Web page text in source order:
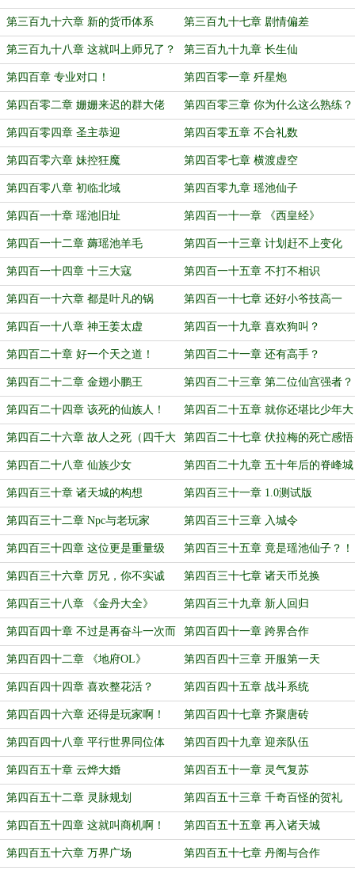
第三百九十六章 新的货币体系 第三百九十七章 剧情偏差
第三百九十八章 这就叫上师兄了？ 第三百九十九章 长生仙
第四百章 专业对口！ 第四百零一章 歼星炮
第四百零二章 姗姗来迟的群大佬 第四百零三章 你为什么这么熟练？
第四百零四章 圣主恭迎 第四百零五章 不合礼数
第四百零六章 妹控狂魔 第四百零七章 横渡虚空
第四百零八章 初临北域 第四百零九章 瑶池仙子
第四百一十章 瑶池旧址 第四百一十一章 《西皇经》
第四百一十二章 薅瑶池羊毛 第四百一十三章 计划赶不上变化
第四百一十四章 十三大寇 第四百一十五章 不打不相识
第四百一十六章 都是叶凡的锅 第四百一十七章 还好小爷技高一
筹！
第四百一十八章 神王姜太虚 第四百一十九章 喜欢狗叫？
第四百二十章 好一个天之道！ 第四百二十一章 还有高手？
第四百二十二章 金翅小鹏王 第四百二十三章 第二位仙宫强者？
第四百二十四章 该死的仙族人！ 第四百二十五章 就你还堪比少年大
帝？
第四百二十六章 故人之死（四千大
章）
第四百二十七章 伏拉梅的死亡感悟
第四百二十八章 仙族少女 第四百二十九章 五十年后的脊峰城
第四百三十章 诸天城的构想 第四百三十一章 1.0测试版
第四百三十二章 Npc与老玩家 第四百三十三章 入城令
第四百三十四章 这位更是重量级 第四百三十五章 竟是瑶池仙子？！
第四百三十六章 厉兄，你不实诚
啊！
第四百三十七章 诸天币兑换
第四百三十八章 《金丹大全》 第四百三十九章 新人回归
第四百四十章 不过是再奋斗一次而
已！
第四百四十一章 跨界合作
第四百四十二章 《地府OL》 第四百四十三章 开服第一天
第四百四十四章 喜欢整花活？ 第四百四十五章 战斗系统
第四百四十六章 还得是玩家啊！ 第四百四十七章 齐聚唐砖
第四百四十八章 平行世界同位体 第四百四十九章 迎亲队伍
第四百五十章 云烨大婚 第四百五十一章 灵气复苏
第四百五十二章 灵脉规划 第四百五十三章 千奇百怪的贺礼
第四百五十四章 这就叫商机啊！ 第四百五十五章 再入诸天城
第四百五十六章 万界广场 第四百五十七章 丹阁与合作